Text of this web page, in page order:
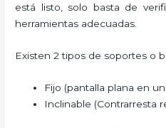
está listo, solo basta de
herramientas adecuadas.
Existen 2 tipos de soportes o
Fijo (pantalla plana en
Inclinable (Contrarresta